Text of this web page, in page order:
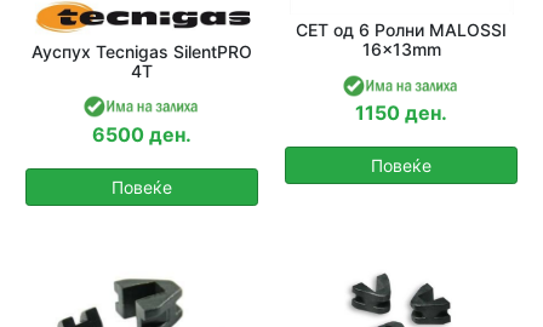
Ауспух Tecnigas SilentPRO
4T
6500 ден.
Повеќе
СЕТ од 6 Ролни MALOSSI
16x13mm
1150 ден.
Повеќе